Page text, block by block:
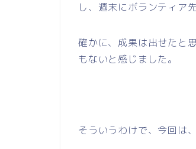
し、週末にボランティア
確かに、成果は出せたと
もないと感じました。
そういうわけで、今回は、